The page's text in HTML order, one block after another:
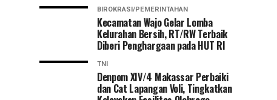
BIROKRASI/PEMERINTAHAN
Kecamatan Wajo Gelar Lomba
Kelurahan Bersih, RT/RW Terbaik
Diberi Penghargaan pada HUT RI
TNI
Denpom XIV/4 Makassar Perbaiki
dan Cat Lapangan Voli, Tingkatkan